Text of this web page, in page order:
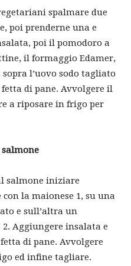
spalmare due
poi prenderne una e
poi il pomodoro a
il formaggio Edamer,
l’uovo sodo tagliato
di pane. Avvolgere il
a riposare in frigo per
salmone iniziare
la maionese 1, su una
e sull’altra un
Aggiungere insalata e
di pane. Avvolgere
ed infine tagliare.